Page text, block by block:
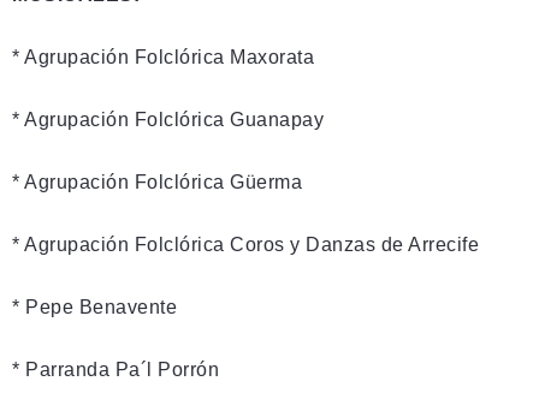
* Agrupación Folclórica Maxorata
* Agrupación Folclórica Guanapay
* Agrupación Folclórica Güerma
* Agrupación Folclórica Coros y Danzas de Arrecife
* Pepe Benavente
* Parranda Pa´l Porrón